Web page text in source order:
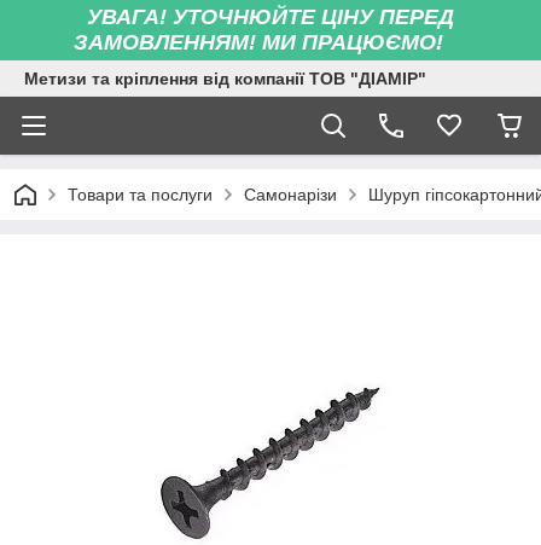
УВАГА! УТОЧНЮЙТЕ ЦІНУ ПЕРЕД
ЗАМОВЛЕННЯМ! МИ ПРАЦЮЄМО!
Метизи та кріплення від компанії ТОВ "ДІАМІР"
Товари та послуги Самонарізи Шуруп